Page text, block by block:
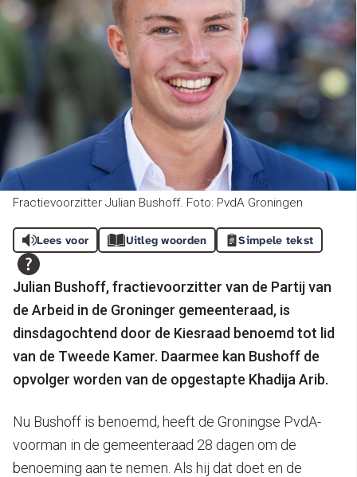
Fractievoorzitter Julian Bushoff. Foto: PvdA Groningen
Lees voor Uitleg woorden Simpele tekst
Julian Bushoff, fractievoorzitter van de Partij van
de Arbeid in de Groninger gemeenteraad, is
dinsdagochtend door de Kiesraad benoemd tot lid
van de Tweede Kamer. Daarmee kan Bushoff de
opvolger worden van de opgestapte Khadija Arib.
Nu Bushoff is benoemd, heeft de Groningse PvdA-
voorman in de gemeenteraad 28 dagen om de
benoeming aan te nemen. Als hij dat doet en de